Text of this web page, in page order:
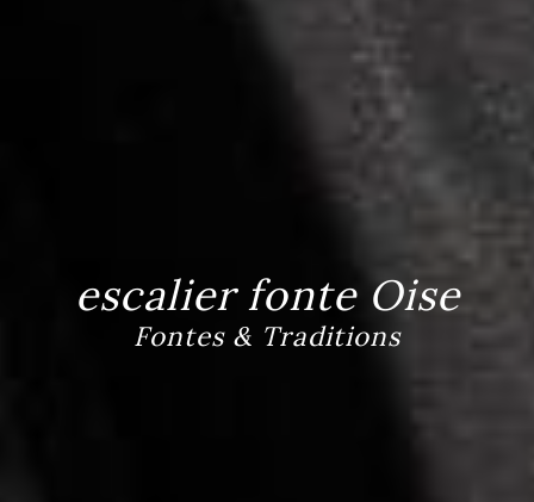
escalier fonte Oise
Fontes & Traditions